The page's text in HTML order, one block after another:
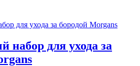
набор для ухода за